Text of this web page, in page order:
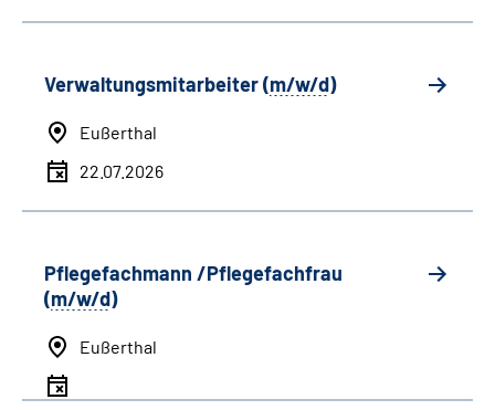
Verwaltungsmitarbeiter (m/w/d)
Eußerthal
22.07.2026
Pflegefachmann /Pflegefachfrau
(m/w/d)
Eußerthal